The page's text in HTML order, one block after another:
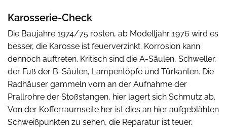
Karosserie-Check
Die Baujahre 1974/75 rosten, ab Modelljahr 1976 wird es
besser, die Karosse ist feuerverzinkt. Korrosion kann
dennoch auftreten. Kritisch sind die A-Säulen, Schweller,
der Fuß der B-Säulen, Lampentöpfe und Türkanten. Die
Radhäuser gammeln vorn an der Aufnahme der
Prallrohre der Stoßstangen, hier lagert sich Schmutz ab.
Von der Kofferraumseite her ist dies an hier aufgeblähten
Schweißpunkten zu sehen, die Reparatur ist teuer.